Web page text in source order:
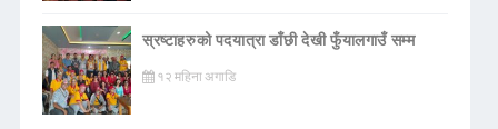
स्रष्टाहरुको पदयात्रा डाँछी देखी फुँयालगाउँ सम्म
१२ महिना अगाडि